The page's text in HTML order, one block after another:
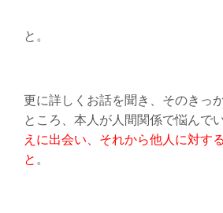
と。
更に詳しくお話を聞き、そのきっ
ところ、本人が人間関係で悩んで
えに出会い、それから他人に対す
と。